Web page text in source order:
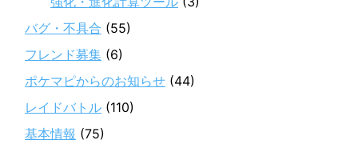
バグ・不具合 (55)
フレンド募集 (6)
ポケマピからのお知らせ (44)
レイドバトル (110)
基本情報 (75)